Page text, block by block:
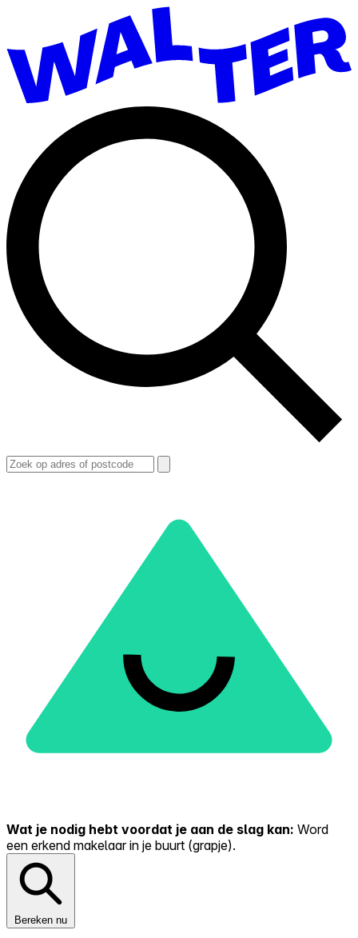
Wat je nodig hebt voordat je aan de slag kan: Word
een erkend makelaar in je buurt (grapje).
Bereken nu